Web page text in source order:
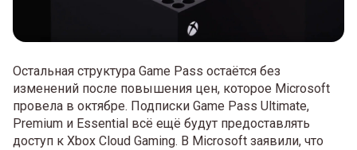
Остальная структура Game Pass остаётся без
изменений после повышения цен, которое Microsoft
провела в октябре. Подписки Game Pass Ultimate,
Premium и Essential всё ещё будут предоставлять
доступ к Xbox Cloud Gaming. В Microsoft заявили, что